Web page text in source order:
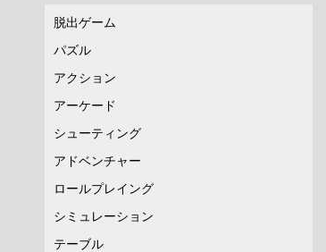
脱出ゲーム
パズル
アクション
アーケード
シューティング
アドベンチャー
ロールプレイング
シミュレーション
テーブル